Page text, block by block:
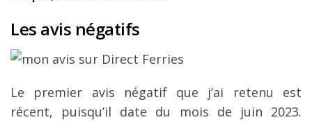
Les avis négatifs
Le premier avis négatif que j’ai retenu est
récent, puisqu’il date du mois de juin 2023.